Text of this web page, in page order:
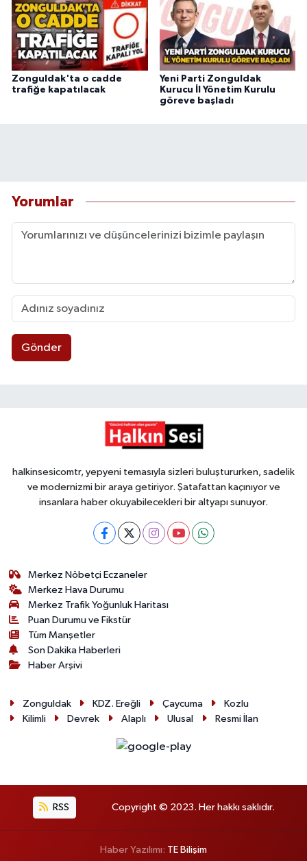
Zonguldak'ta o cadde
trafiğe kapatılacak
Yeni Parti Zonguldak
Kurucu İl Yönetim Kurulu
göreve başladı
Yorumlar
Gönder
halkinsesicomtr, yepyeni temasıyla sizleri buluştururken, sadelik
ve modernizmi bir araya getiriyor. Şatafattan kaçınıyor ve
insanlara haber okuyabilecekleri bir altyapı sunuyor.
Merkez Nöbetçi Eczaneler
Merkez Hava Durumu
Merkez Trafik Yoğunluk Haritası
Puan Durumu ve Fikstür
Tüm Manşetler
Son Dakika Haberleri
Haber Arşivi
Zonguldak KDZ. Ereğli Çaycuma
Kozlu
Kilimli
Devrek Alaplı Ulusal Resmi İlan
RSS Copyright © 2023. Her hakkı saklıdır.
Haber Yazılımı: TE Bilişim